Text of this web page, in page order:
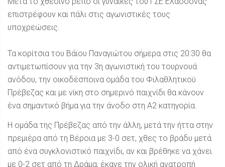
επιστρέφουν και πάλι στις αγωνιστικές τους
υποχρεώσεις.
Τα κορίτσια του Βάϊου Παναγιώτου σήμερα στις 20:30 θα
αντιμετωπίσουν για την 3η αγωνιστική του τουρνουά
ανόδου, την οικοδέσποινα ομάδα του Φιλαθλητικού
Πρέβεζας και με νίκη στο σημερινό παιχνίδι θα κάνουν
ένα σημαντικό βήμα για την άνοδο στη Α2 κατηγορία.
Η ομάδα της Πρέβεζας από την άλλη, μετά την ήττα στην
πρεμιέρα από τη Βέροια με 3-0 σετ, χθες το βράδυ μετά
από ένα συγκλονιστικό παιχνίδι, αν και βρέθηκε να χάνει
με 0-2 σετ από τη Δράμα, έκανε την ολική ανατροπή